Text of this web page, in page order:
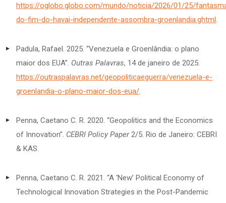
https://oglobo.globo.com/mundo/noticia/2026/01/25/
do-fim-do-havai-independente-assombra-groenlandia.ghtml.
Padula, Rafael. 2025. “Venezuela e Groenlândia: o plano
maior dos EUA”. Outras Palavras, 14 de janeiro de 2025.
https://outraspalavras.net/geopoliticaeguerra/venezuela-e-
groenlandia-o-plano-maior-dos-eua/.
Penna, Caetano C. R. 2020. “Geopolitics and the Economics
of Innovation”. CEBRI Policy Paper2/5. Rio de Janeiro: CEBRI
& KAS.
Penna, Caetano C. R. 2021. “A ‘New’ Political Economy of
Technological Innovation Strategies in the Post-Pandemic